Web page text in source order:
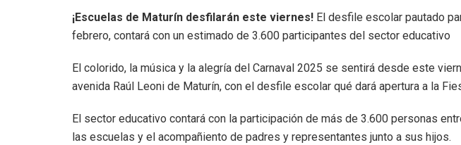
¡Escuelas de Maturín desfilarán este viernes! El desfile escolar pautado
febrero, contará con un estimado de 3.600 participantes del sector educativo
El colorido, la música y la alegría del Carnaval 2025 se sentirá desde este
avenida Raúl Leoni de Maturín, con el desfile escolar qué dará apertura a la
El sector educativo contará con la participación de más de 3.600 personas
las escuelas y el acompañiento de padres y representantes junto a sus hijos.